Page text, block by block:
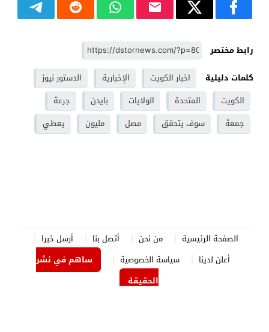
رابط مختصر
كلمات دليلية
اخبار الكويت الإخبارية
الدستور نيوز
الكويت
المتحدة الولايات بايدن
جرعة
جمعة
سوف يتحقق مصل مليون يعطي
الصفحة الرئيسية من نحن أتصل بنا
أرسل خبرا
أعلن لدينا
سياسة الخصوصية
ساهم في نشر
الحقيقة